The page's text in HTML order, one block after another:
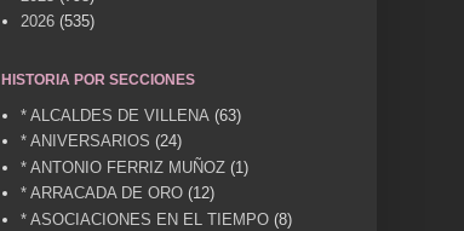
2026 (535)
HISTORIA POR SECCIONES
* ALCALDES DE VILLENA (63)
* ANIVERSARIOS (24)
* ANTONIO FERRIZ MUÑOZ (1)
* ARRACADA DE ORO (12)
* ASOCIACIONES EN EL TIEMPO (8)